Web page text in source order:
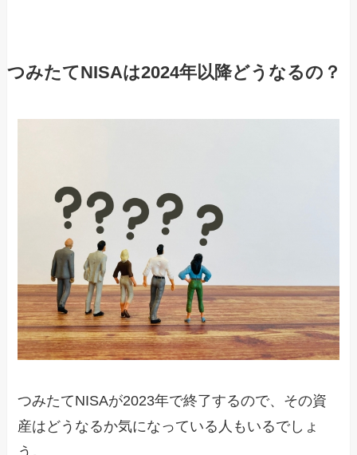
つみたてNISAは2024年以降どうなるの？
つみたてNISAが2023年で終了するので、その資
産はどうなるか気になっている人もいるでしょ